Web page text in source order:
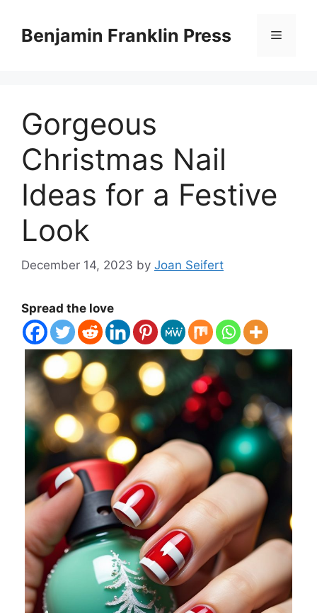
contentBenjamin Franklin Press Menu
Gorgeous
Christmas Nail
Ideas for a Festive
Look
December 14, 2023 by Joan Seifert
Spread the love